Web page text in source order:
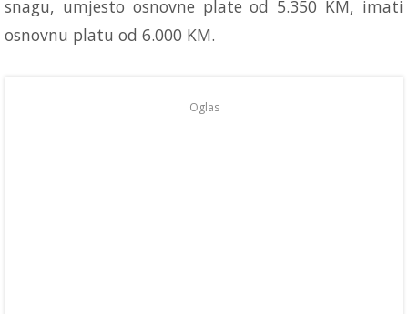
snagu, umjesto osnovne plate od 5.350 KM, imati
osnovnu platu od 6.000 KM.
Oglas